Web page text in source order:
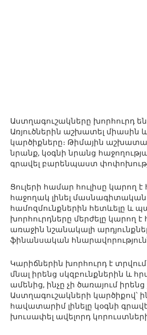
Աստղագուշակները խորհուրդ
Առյուծներին աշխատել միասին և
կարծիքները։ Թիմային
նրանք, կօգնի նրանց
գրավել բարենպաստ
Ցուլերի համար հուլիսը կարող
հաջողակ լինել մասնագիտական
համոզմունքներին հետևելը և
խորհուրդները մերժելը կարող է
առաջին նշանակալի
ֆինանսական
Կարիճներին խորհուրդ է
մնալ իրենց սկզբունքներին և
ամենից, ինչը չի ծառայում իրենց
Աստղագուշակների կարծիքով՝
հավատարիմ լինելը կօգնի
խուսափել ավելորդ